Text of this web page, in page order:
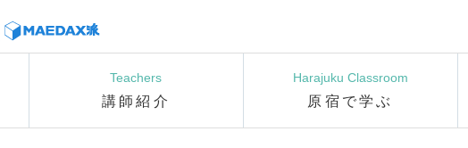
Teachers
講師紹介
Harajuku Classroom
原宿で学ぶ